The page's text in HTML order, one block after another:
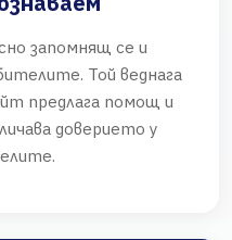
запомнящ се и
Той веднага
предлага помощ и
доверието у